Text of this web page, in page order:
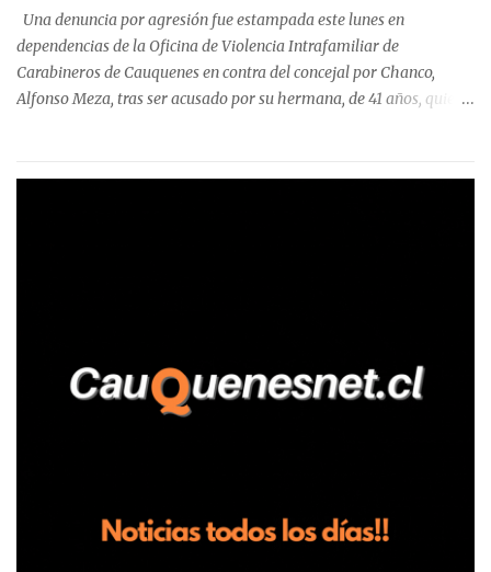
precisa que la mayor cantidad de dinero apostado se registró en
Talca, donde...
Una denuncia por agresión fue estampada este lunes en
dependencias de la Oficina de Violencia Intrafamiliar de
Carabineros de Cauquenes en contra del concejal por Chanco,
Alfonso Meza, tras ser acusado por su hermana, de 41 años, quien
relató que los hechos ocurrieron cerca de las 11:30 horas en el
trabajadores, el edil descendió del vehículo y, en medio de la
confrontación, la habría tomado de los hombros, empujado al
suelo y agredido con golpes de pies y manos, mientr...